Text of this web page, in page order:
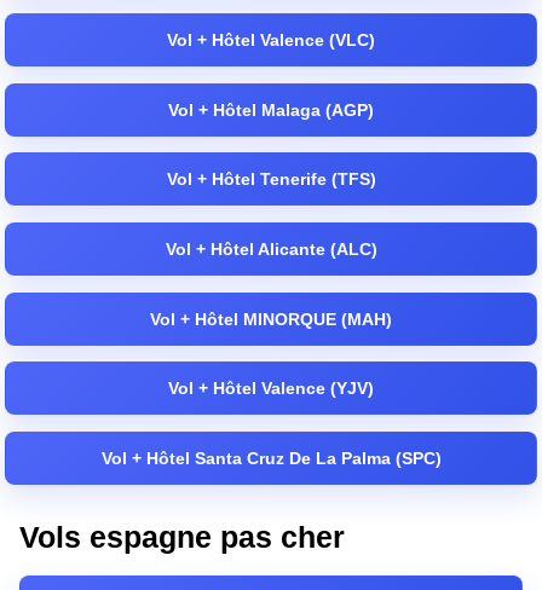
Vol + Hôtel Valence (VLC)
Vol + Hôtel Malaga (AGP)
Vol + Hôtel Tenerife (TFS)
Vol + Hôtel Alicante (ALC)
Vol + Hôtel MINORQUE (MAH)
Vol + Hôtel Valence (YJV)
Vol + Hôtel Santa Cruz De La Palma (SPC)
Vols espagne pas cher